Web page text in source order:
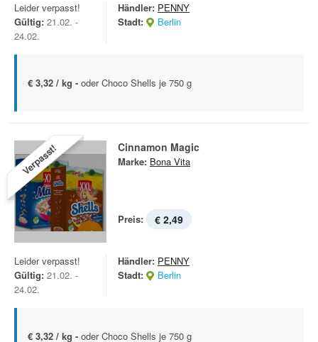
Leider verpasst!
Gültig: 21.02. -
24.02.
Händler: PENNY
Stadt:
Berlin
€ 3,32 / kg - oder Choco Shells je 750 g
Verpasst! Cinnamon Magic
Marke: Bona Vita
Preis: € 2,49
Leider verpasst!
Gültig: 21.02. -
24.02.
Händler: PENNY
Stadt:
Berlin
€ 3,32 / kg - oder Choco Shells je 750 g